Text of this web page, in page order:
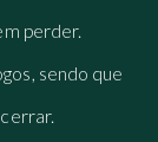
perder.
sendo que